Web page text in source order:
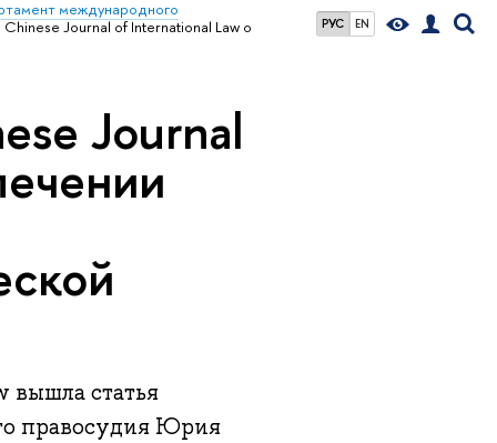
РУС EN
международного
Journal of International Law о
Journal
статья
правосудия Юрия